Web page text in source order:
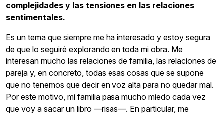
complejidades y las tensiones en las relaciones
sentimentales.
Es un tema que siempre me ha interesado y estoy segura
de que lo seguiré explorando en toda mi obra. Me
interesan mucho las relaciones de familia, las relaciones de
pareja y, en concreto, todas esas cosas que se supone
que no tenemos que decir en voz alta para no quedar mal.
Por este motivo, mi familia pasa mucho miedo cada vez
que voy a sacar un libro —risas—. En particular, me